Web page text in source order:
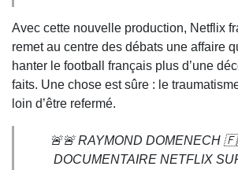
Avec cette nouvelle production, Netflix
remet au centre des débats une affaire
hanter le football français plus d’une
faits. Une chose est sûre : le
loin d’être refermé.
🚨🚨 RAYMOND DOMENECH
DOCUMENTAIRE NETFLIX